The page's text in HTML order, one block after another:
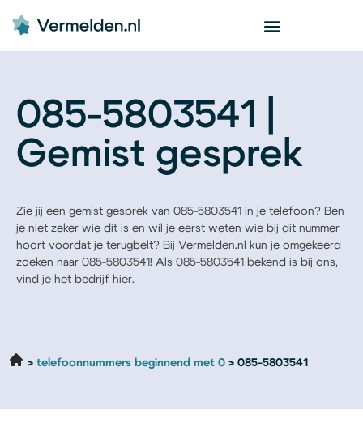
085-5803541 |
Gemist gesprek
Zie jij een gemist gesprek van 085-5803541 in je telefoon? Ben
je niet zeker wie dit is en wil je eerst weten wie bij dit nummer
hoort voordat je terugbelt? Bij Vermelden.nl kun je omgekeerd
zoeken naar 085-5803541! Als 085-5803541 bekend is bij ons,
vind je het bedrijf hier.
telefoonnummers beginnend met 0 085-5803541